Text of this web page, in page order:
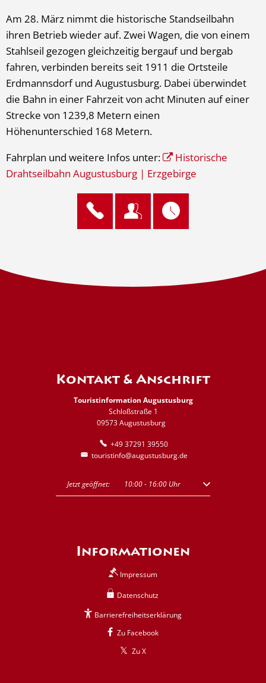
Am 28. März nimmt die historische Standseilbahn
ihren Betrieb wieder auf. Zwei Wagen, die von einem
Stahlseil gezogen gleichzeitig bergauf und bergab
fahren, verbinden bereits seit 1911 die Ortsteile
Erdmannsdorf und Augustusburg. Dabei überwindet
die Bahn in einer Fahrzeit von acht Minuten auf einer
Strecke von 1239,8 Metern einen
Höhenunterschied 168 Metern.
Fahrplan und weitere Infos unter:
Historische
Drahtseilbahn Augustusburg | Erzgebirge
Kontakt & Anschrift
Touristinformation Augustusburg
Schloßstraße 1
09573 Augustusburg
+49 37291 39550
touristinfo@augustusburg.de
Klicken, um weitere Öffnungs- oder Schließzeiten auszublenden
Jetzt geöffnet: 10:00- 16:00 Uhr Von 10:00 bis 16:00
Informationen
Impressum
Datenschutz
Barrierefreiheitserklärung
Zu Facebook
Zu X